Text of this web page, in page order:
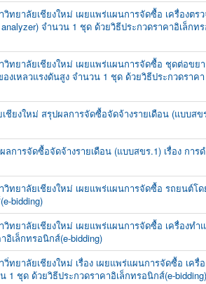
ยาลัยเชียงใหม่ เผยแพร่แผนการจัดซื้อ เครื่องตร
จำนวน 1 ชุด ด้วยวิธีประกวดราคาอิเล็กท
ทยาลัยเชียงใหม่ เผยแพร่แผนการจัดซื้อ ชุดต่อขยา
เหลวแรงดันสูง จำนวน 1 ชุด ด้วยวิธีประกวดราคา
ยงใหม่ สรุปผลการจัดซื้อจัดจ้างรายเดือน (แบบสข
การจัดซื้อจัดจ้างรายเดือน (แบบสขร.1) เรื่อง การ
ทยาลัยเชียงใหม่ เผยแพร่แผนการจัดซื้อ รถยนต์โ
bidding)
ทยาลัยเชียงใหม่ เผยแพร่แผนการจัดซื้อ เครื่องทำ
เล็กทรอนิกส์(e-bidding)
ยาลัยเชียงใหม่ เรื่อง เผยแพร่แผนการจัดซื้อ เครื่
ชุด ด้วยวิธีประกวดราคาอิเล็กทรอนิกส์(e-bidding)